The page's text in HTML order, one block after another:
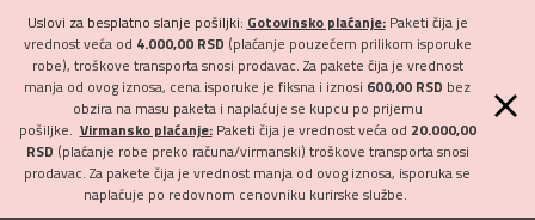
Uslovi za besplatno slanje pošiljki: Gotovinsko plaćanje:Paketi čija je
vrednost veća od 4.000,00 RSD (plaćanje pouzećem prilikom isporuke
robe), troškove transporta snosi prodavac. Za pakete čija je vrednost
manja od ovog iznosa, cena isporuke je fiksna i iznosi 600,00 RSD bez
obzira na masu paketa i naplaćuje se kupcu po prijemu
pošiljke. Virmansko plaćanje:Paketi čija je vrednost veća od 20.000,00
RSD (plaćanje robe preko računa/virmanski) troškove transporta snosi
prodavac. Za pakete čija je vrednost manja od ovog iznosa, isporuka se
naplaćuje po redovnom cenovniku kurirske službe.